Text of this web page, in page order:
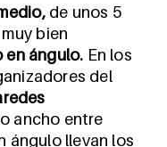
de unos 5
bien
en ángulo. En los
del
ancho entre
ángulo llevan los